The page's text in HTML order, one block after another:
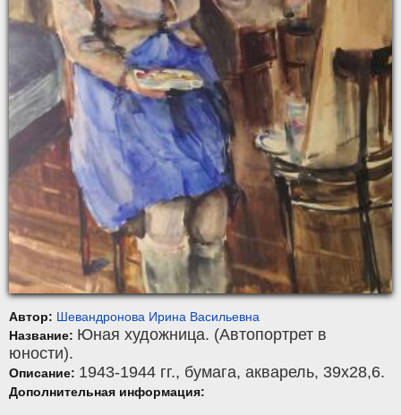
Автор: Шевандронова Ирина Васильевна
Название: Юная художница. (Автопортрет в
юности).
Описание: 1943-1944 гг., бумага, акварель, 39x28,6.
Дополнительная информация: